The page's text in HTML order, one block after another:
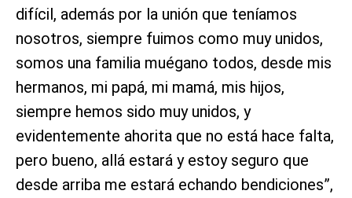
difícil, además por la unión que teníamos
nosotros, siempre fuimos como muy unidos,
somos una familia muégano todos, desde mis
hermanos, mi papá, mi mamá, mis hijos,
siempre hemos sido muy unidos, y
evidentemente ahorita que no está hace falta,
pero bueno, allá estará y estoy seguro que
desde arriba me estará echando bendiciones”,